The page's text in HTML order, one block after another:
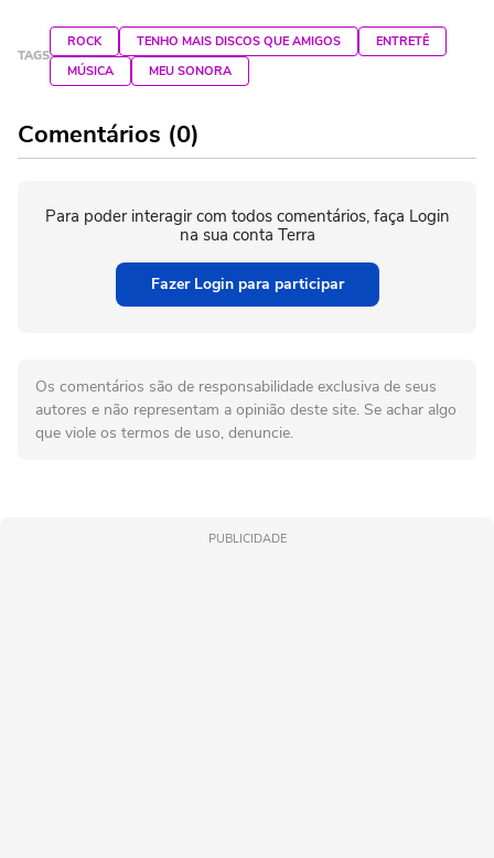
TAGS
ROCK TENHO MAIS DISCOS QUE AMIGOS
ENTRETÊ
MÚSICA
MEU SONORA
Comentários (0)
Para poder interagir com todos comentários, faça Login
na sua conta Terra
Fazer Login para participar
Os comentários são de responsabilidade exclusiva de seus
autores e não representam a opinião deste site. Se achar algo
que viole os termos de uso, denuncie.
PUBLICIDADE